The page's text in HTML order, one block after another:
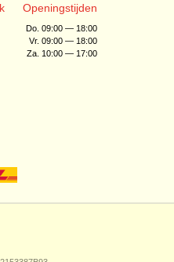
Openingstijden
Do. 09:00 — 18:00
Vr. 09:00 — 18:00
Za. 10:00 — 17:00